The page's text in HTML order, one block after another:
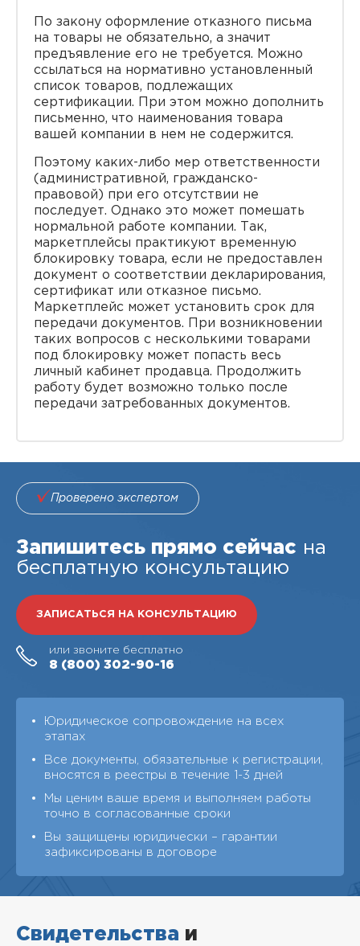
По закону оформление отказного письма
на товары не обязательно, а значит
предъявление его не требуется. Можно
ссылаться на нормативно установленный
список товаров, подлежащих
сертификации. При этом можно дополнить
письменно, что наименования товара
вашей компании в нем не содержится.
Поэтому каких-либо мер ответственности
(административной, гражданско-
правовой) при его отсутствии не
последует. Однако это может помешать
нормальной работе компании. Так,
маркетплейсы практикуют временную
блокировку товара, если не предоставлен
документ о соответствии декларирования,
сертификат или отказное письмо.
Маркетплейс может установить срок для
передачи документов. При возникновении
таких вопросов с несколькими товарами
под блокировку может попасть весь
личный кабинет продавца. Продолжить
работу будет возможно только после
передачи затребованных документов.
Проверено экспертом
Запишитесь прямо сейчас на
бесплатную консультацию
ЗАПИСАТЬСЯ НА КОНСУЛЬТАЦИЮ
или звоните бесплатно
8 (800) 302-90-16
Юридическое сопровождение на всех
этапах
Все документы, обязательные к регистрации,
вносятся в реестры в течение 1-3 дней
Мы ценим ваше время и выполняем работы
точно в согласованные сроки
Вы защищены юридически – гарантии
зафиксированы в договоре
Свидетельства и